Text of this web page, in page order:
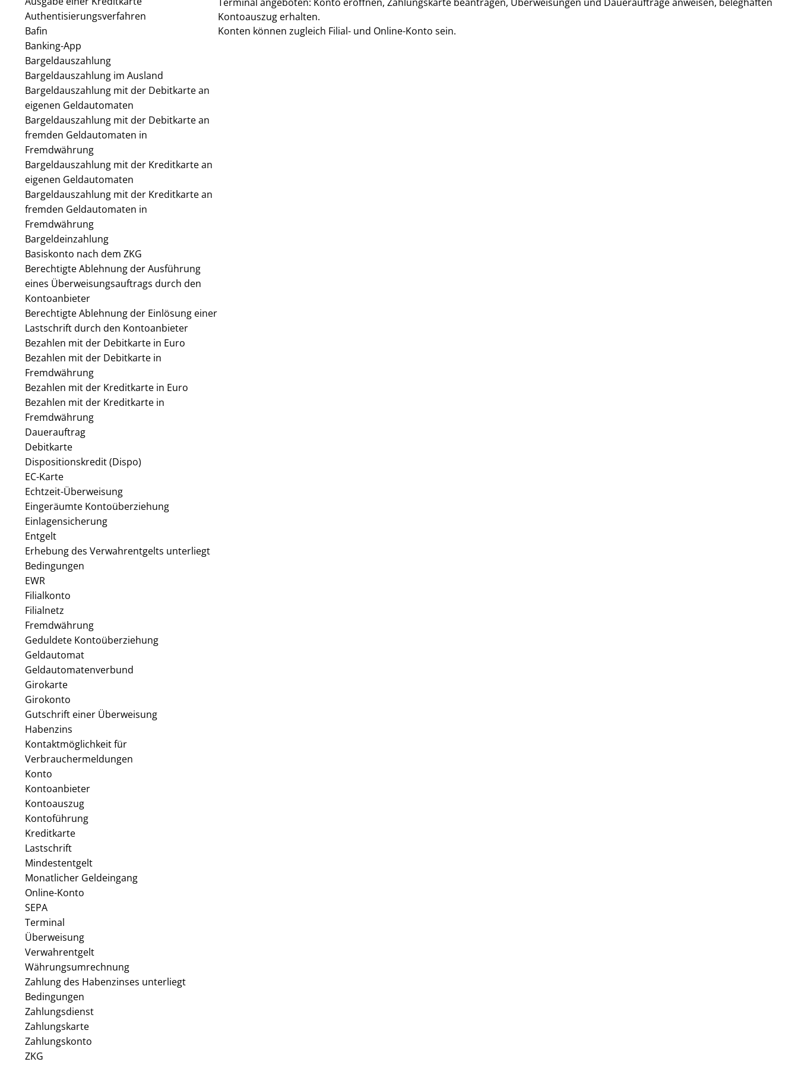
Authentisierungsverfahren
Bafin
Banking-App
Bargeldauszahlung
Bargeldauszahlung im Ausland
Bargeldauszahlung mit der Debitkarte an
eigenen Geldautomaten
Bargeldauszahlung mit der Debitkarte an
fremden Geldautomaten in
Fremdwährung
Bargeldauszahlung mit der Kreditkarte an
eigenen Geldautomaten
Bargeldauszahlung mit der Kreditkarte an
fremden Geldautomaten in
Fremdwährung
Bargeldeinzahlung
Basiskonto nach dem ZKG
Berechtigte Ablehnung der Ausführung
eines Überweisungsauftrags durch den
Kontoanbieter
Berechtigte Ablehnung der Einlösung einer
Lastschrift durch den Kontoanbieter
Bezahlen mit der Debitkarte in Euro
Bezahlen mit der Debitkarte in
Fremdwährung
Bezahlen mit der Kreditkarte in Euro
Bezahlen mit der Kreditkarte in
Fremdwährung
Dauerauftrag
Debitkarte
Dispositionskredit (Dispo)
EC-Karte
Echtzeit-Überweisung
Eingeräumte Kontoüberziehung
Einlagensicherung
Entgelt
Erhebung des Verwahrentgelts unterliegt
Bedingungen
EWR
Filialkonto
Filialnetz
Fremdwährung
Geduldete Kontoüberziehung
Geldautomat
Geldautomatenverbund
Girokarte
Girokonto
Gutschrift einer Überweisung
Habenzins
Kontaktmöglichkeit für
Verbrauchermeldungen
Konto
Kontoanbieter
Kontoauszug
Kontoführung
Kreditkarte
Lastschrift
Mindestentgelt
Monatlicher Geldeingang
Online-Konto
SEPA
Terminal
Überweisung
Verwahrentgelt
Währungsumrechnung
Zahlung des Habenzinses unterliegt
Bedingungen
Zahlungsdienst
Zahlungskarte
Zahlungskonto
ZKG
Kontoauszug erhalten.
Konten können zugleich Filial- und Online-Konto sein.